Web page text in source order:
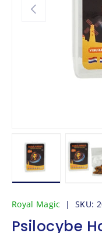
Vorige
Royal Magic |SKU:
Psilocybe